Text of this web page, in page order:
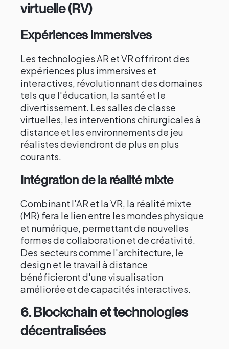
virtuelle (RV)
Expériences immersives
Les technologies AR et VR offriront des
expériences plus immersives et
interactives, révolutionnant des domaines
tels que l'éducation, la santé et le
divertissement. Les salles de classe
virtuelles, les interventions chirurgicales à
distance et les environnements de jeu
réalistes deviendront de plus en plus
courants.
Intégration de la réalité mixte
Combinant l'AR et la VR, la réalité mixte
(MR) fera le lien entre les mondes physique
et numérique, permettant de nouvelles
formes de collaboration et de créativité.
Des secteurs comme l'architecture, le
design et le travail à distance
bénéficieront d'une visualisation
améliorée et de capacités interactives.
6.Blockchain et technologies
décentralisées